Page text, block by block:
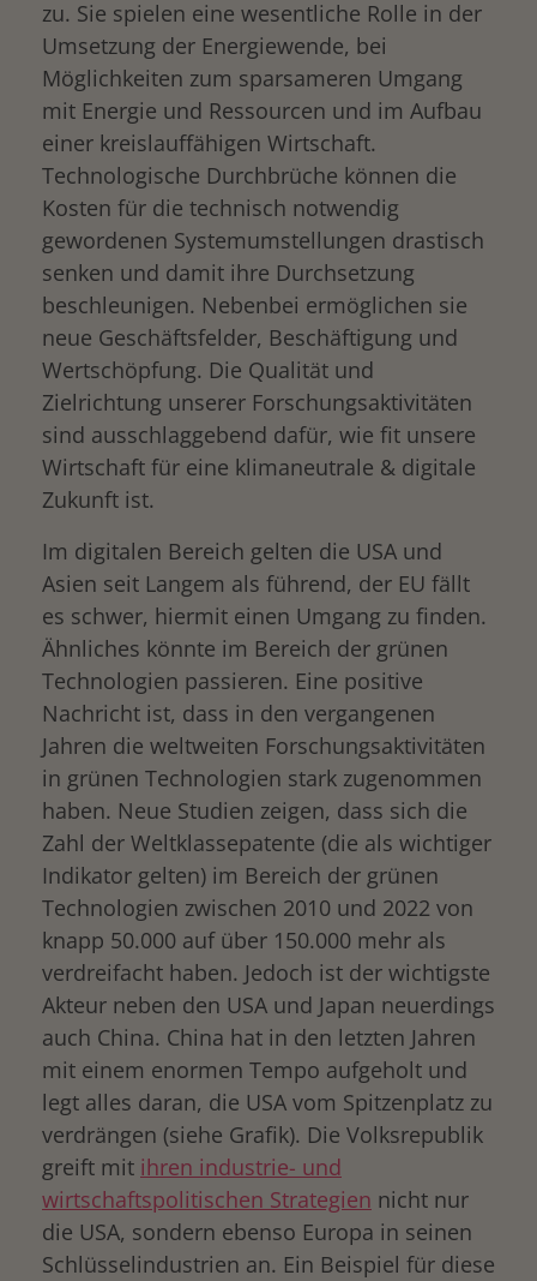
zu. Sie spielen eine wesentliche Rolle in der
Umsetzung der Energiewende, bei
Möglichkeiten zum sparsameren Umgang
mit Energie und Ressourcen und im Aufbau
einer kreislauffähigen Wirtschaft.
Technologische Durchbrüche können die
Kosten für die technisch notwendig
gewordenen Systemumstellungen drastisch
senken und damit ihre Durchsetzung
beschleunigen. Nebenbei ermöglichen sie
neue Geschäftsfelder, Beschäftigung und
Wertschöpfung. Die Qualität und
Zielrichtung unserer Forschungsaktivitäten
sind ausschlaggebend dafür, wie fit unsere
Wirtschaft für eine klimaneutrale & digitale
Zukunft ist.
Im digitalen Bereich gelten die USA und
Asien seit Langem als führend, der EU fällt
es schwer, hiermit einen Umgang zu finden.
Ähnliches könnte im Bereich der grünen
Technologien passieren. Eine positive
Nachricht ist, dass in den vergangenen
Jahren die weltweiten Forschungsaktivitäten
in grünen Technologien stark zugenommen
haben. Neue Studien zeigen, dass sich die
Zahl der Weltklassepatente (die als wichtiger
Indikator gelten) im Bereich der grünen
Technologien zwischen 2010 und 2022 von
knapp 50.000 auf über 150.000 mehr als
verdreifacht haben. Jedoch ist der wichtigste
Akteur neben den USA und Japan neuerdings
auch China. China hat in den letzten Jahren
mit einem enormen Tempo aufgeholt und
legt alles daran, die USA vom Spitzenplatz zu
verdrängen (siehe Grafik). Die Volksrepublik
greift mit ihren industrie- und
wirtschaftspolitischen Strategien nicht nur
die USA, sondern ebenso Europa in seinen
Schlüsselindustrien an. Ein Beispiel für diese